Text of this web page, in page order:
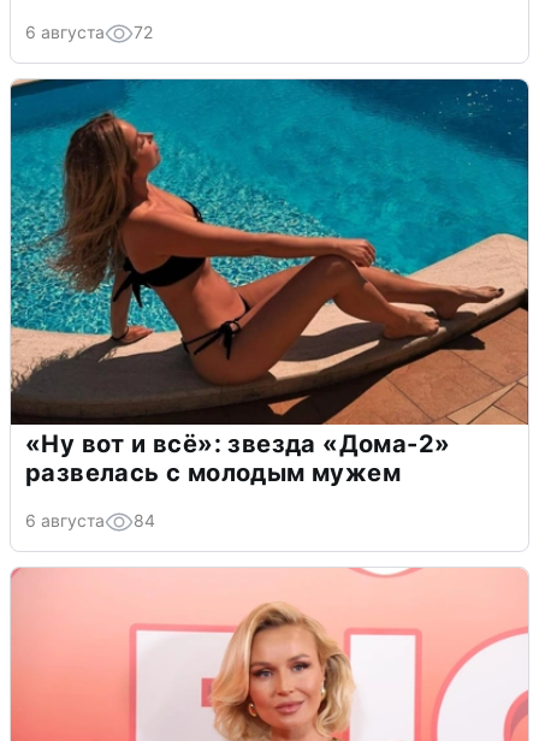
6 августа 72
«Ну вот и всё»: звезда «Дома-2»
развелась с молодым мужем
6 августа 84